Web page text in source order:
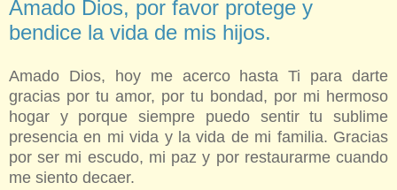
Amado Dios, por favor protege y
bendice la vida de mis hijos.
Amado Dios, hoy me acerco hasta Ti para darte
gracias por tu amor, por tu bondad, por mi hermoso
hogar y porque siempre puedo sentir tu sublime
presencia en mi vida y la vida de mi familia. Gracias
por ser mi escudo, mi paz y por restaurarme cuando
me siento decaer.